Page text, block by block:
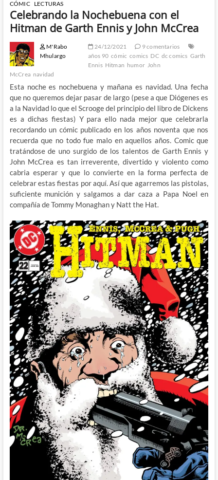
CÓMIC LECTURAS
Celebrando la Nochebuena con el
Hitman de Garth Ennis y John McCrea
M'Rabo
Mhulargo
24/12/2021
9 comentarios
años 90 cómic comics DC dc comics Garth
Ennis Hitman humor John
McCrea navidad
Esta noche es nochebuena y mañana es navidad. Una fecha
que no queremos dejar pasar de largo (pese a que Diógenes es
a la Navidad lo que el Scrooge del principio del libro de Dickens
es a dichas fiestas) Y para ello nada mejor que celebrarla
recordando un cómic publicado en los años noventa que nos
recuerda que no todo fue malo en aquellos años. Comic que
tratándose de uno surgido de los talentos de Garth Ennis y
John McCrea es tan irreverente, divertido y violento como
cabria esperar y que lo convierte en la forma perfecta de
celebrar estas fiestas por aquí. Así que agarremos las pistolas,
suficiente munición y salgamos a dar caza a Papa Noel en
compañía de Tommy Monaghan y Natt the Hat.